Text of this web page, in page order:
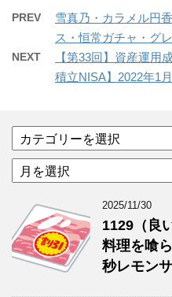
PREV
雪真乃・カラメル円
ス・恒常ガチャ・グレ
NEXT
【第33回】資産運用
積立NISA】2022年1
テ
ゴ
リ
ア
ー
ブ
2025/11/30
1129（良
料理を喰
秒レモンサ